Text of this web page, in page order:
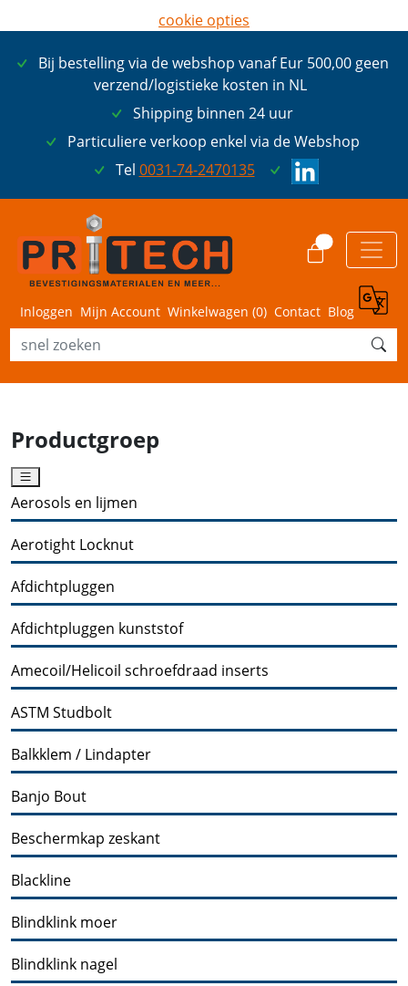
Bij bestelling via de webshop vanaf Eur 500,00 geen
verzend/logistieke kosten in NL
Shipping binnen 24 uur
Particuliere verkoop enkel via de Webshop
Tel 0031-74-2470135
Inloggen Mijn Account Winkelwagen (0) Contact Blog
Productgroep
Aerosols en lijmen
Aerotight Locknut
Afdichtpluggen
Afdichtpluggen kunststof
Amecoil/Helicoil schroefdraad inserts
ASTM Studbolt
Balkklem / Lindapter
Banjo Bout
Beschermkap zeskant
Blackline
Blindklink moer
Blindklink nagel
cookie opties
ik ga akkoord met cookies